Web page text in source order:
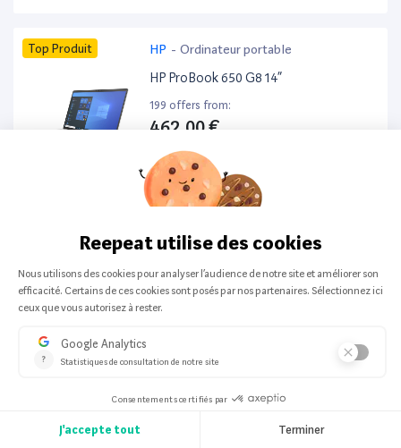
Top Produit HP - Ordinateur portable
HP ProBook 650 G8 14”
199 offers from:
462,00 €
Top Produit Lenovo- Ordinateur portable
Lenovo ThinkPad T14 Gen 2
198 offers from: